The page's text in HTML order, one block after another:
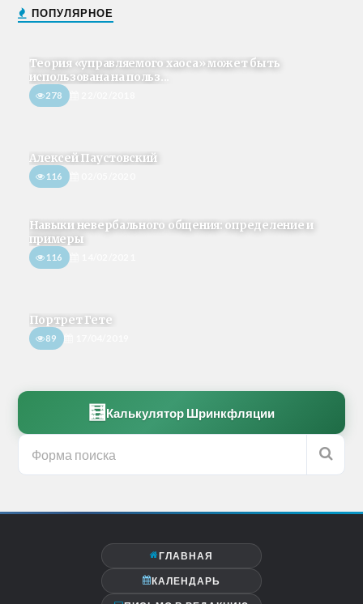
ПОПУЛЯРНОЕ
Теория «управляемого хаоса» может быть
использована на польз...
278
Алексей Паустовский
116
Навыки невербального общения: определение и
примеры
116
Портрет Гете
89
🧮 Калькулятор Шринкфляции
ГЛАВНАЯ
КАЛЕНДАРЬ